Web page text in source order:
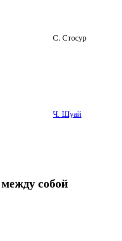
С. Стосур
Ч. Шуай
собой